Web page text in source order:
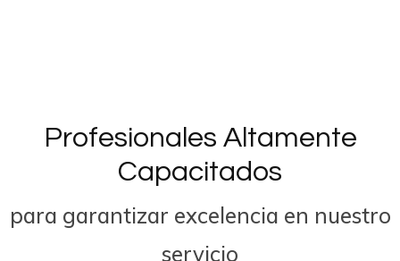
Profesionales Altamente
Capacitados
para garantizar excelencia en nuestro
servicio